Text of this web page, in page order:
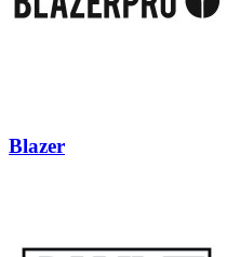
Blazer